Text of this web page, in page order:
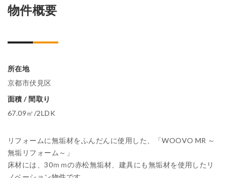
物件概要
所在地
京都市伏見区
面積 / 間取り
67.09㎡/2LDK
リフォームに無垢材をふんだんに使用した、「WOOVO MR ～
無垢リフォーム～」
床材には、30ｍｍの赤松無垢材、建具にも無垢材を使用したリ